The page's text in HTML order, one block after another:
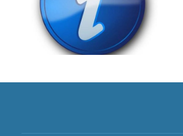
Rozhodnutí o přijetí do
ZŠ na školní rok
2026/2027